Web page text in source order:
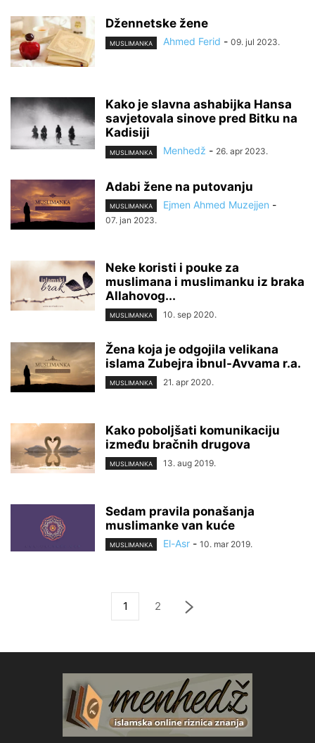
Džennetske žene
MUSLIMANKA Ahmed Ferid - 09. jul 2023.
Kako je slavna ashabijka Hansa
savjetovala sinove pred Bitku na
Kadisiji
MUSLIMANKA Menhedž - 26. apr 2023.
Adabi žene na putovanju
MUSLIMANKA Ejmen Ahmed Muzejjen -
07. jan 2023.
Neke koristi i pouke za
muslimana i muslimanku iz braka
Allahovog...
MUSLIMANKA 10. sep 2020.
Žena koja je odgojila velikana
islama Zubejra ibnul-Avvama r.a.
MUSLIMANKA 21. apr 2020.
Kako poboljšati komunikaciju
između bračnih drugova
MUSLIMANKA 13. aug 2019.
Sedam pravila ponašanja
muslimanke van kuće
MUSLIMANKA El-Asr - 10. mar 2019.
1 2